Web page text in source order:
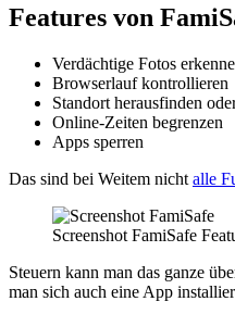
Features von
Verdächtige Fotos
Browserlauf kontrollieren
Standort herausfinden
Online-Zeiten begrenzen
Apps sperren
Das sind bei Weitem nicht alle
Screenshot FamiSafe
Steuern kann man das ganze
man sich auch eine App